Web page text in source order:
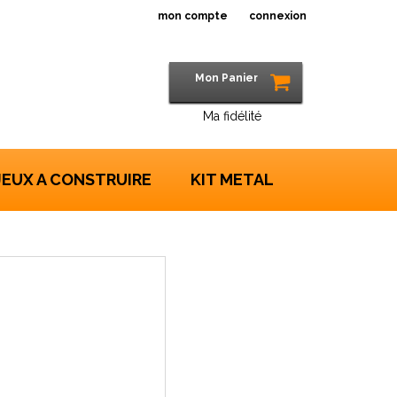
mon compte connexion
Mon Panier
Ma fidélité
A CONSTRUIRE KIT METAL